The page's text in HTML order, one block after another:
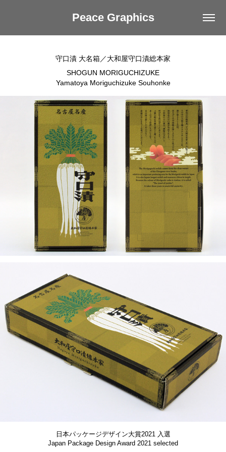
Peace Graphics
守口漬 大名箱／大和屋守口漬総本家
SHOGUN MORIGUCHIZUKE
Yamatoya Moriguchizuke Souhonke
日本パッケージデザイン大賞2021 入選
Japan Package Design Award 2021 selected